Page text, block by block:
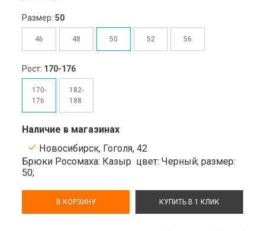
Размер:50
46 48 50 52 56
Рост: 170-176
170-
176
182-
188
Наличие в магазинах
Новосибирск, Гоголя, 42
Брюки Росомаха: Казыр цвет: Черный;размер:
50;
В КОРЗИНУ КУПИТЬ В 1 КЛИК